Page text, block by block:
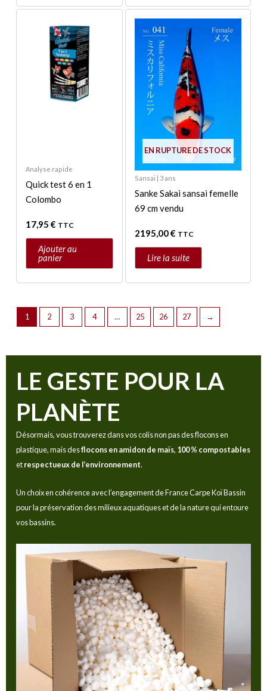
Analyse rapide
Quick test 6 en 1
Colombo
17,95€ TTC
Ajouter au
panier
EN RUPTURE DE STOCK
Sansai | 3 ans
Sanke Sakai sansai femelle
69 cm vendu
2195,00€ TTC
Lire la suite
1 2 3 4 … 25 26 27 →
LE GESTE POUR LA
PLANÈTE
Désormais, vous trouverez dans vos colis non pas des flocons en
plastique, mais desflocons en amidon de maïs, 100 % compostables
etrespectueux de l’environnement.
Un choix en cohérence avec l’engagement de France Carpe Koï Bassin
pour la préservation des milieux aquatiques et de la nature qui entoure
vos bassins.